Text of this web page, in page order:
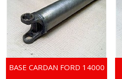
BASE CARDAN FORD 14000